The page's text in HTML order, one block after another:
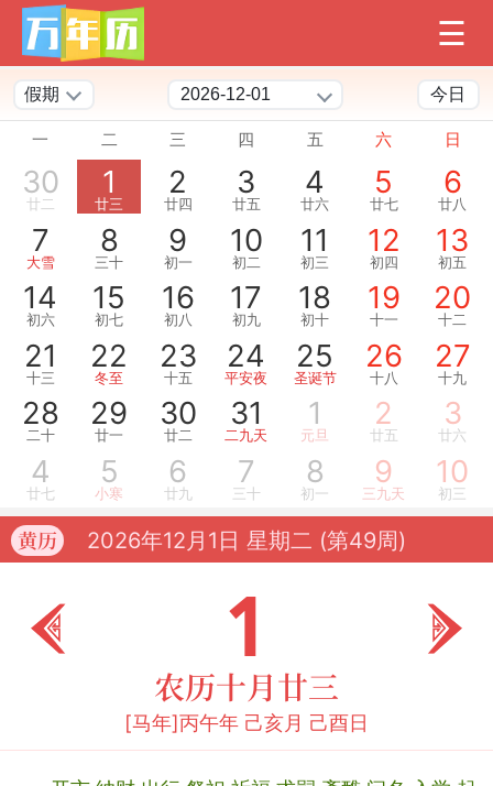
假期 今日
一 二 三 四 五 六 日
30
廿二
1
廿三
2
廿四
3
廿五
4
廿六
5
廿七
6
廿八
7
大雪
8
三十
9
初一
10
初二
11
初三
12
初四
13
初五
14
初六
15
初七
16
初八
17
初九
18
初十
19
十一
20
十二
21
十三
22
冬至
23
十五
24
平安夜
25
圣诞节
26
十八
27
十九
28
二十
29
廿一
30
廿二
31
二九天
1
元旦
2
廿五
3
廿六
4
廿七
5
小寒
6
廿九
7
三十
8
初一
9
三九天
10
初三
2026年12月1日 星期二 (第49周)
黄历
1
农历十月廿三
[马年]丙午年 己亥月 己酉日